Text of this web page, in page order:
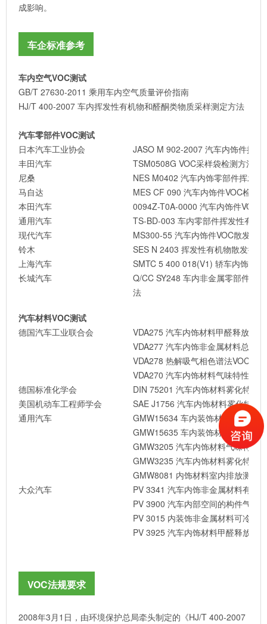
成影响。
车企标准参考
车内空气VOC测试
GB/T 27630-2011 乘用车内空气质量评价指南
HJ/T 400-2007 车内挥发性有机物和醛酮类物质采样测定方法
汽车零部件VOC测试
日本汽车工业协会
JASO M 902-2007 汽车内饰件挥
丰田汽车
TSM0508G VOC采样袋检测方法
尼桑
NES M0402 汽车内饰零部件挥发
马自达
MES CF 090 汽车内饰件VOC检测
本田汽车
0094Z-T0A-0000 汽车内饰件VOC
通用汽车
TS-BD-003 车内零部件挥发性有机
现代汽车
MS300-55 汽车内饰件VOC散发测
铃木
SES N 2403 挥发性有机物散发控制
上海汽车
SMTC 5 400 018(V1) 轿车内饰零
长城汽车
Q/CC SY248 车内非金属零部件挥
法
汽车材料VOC测试
德国汽车工业联合会
VDA275 汽车内饰材料甲醛释放量
VDA277 汽车内饰非金属材料总碳
VDA278 热解吸气相色谱法VOC和
VDA270 汽车内饰材料气味特性测定
德国标准化学会
DIN 75201 汽车内饰材料雾化特性
美国机动车工程师学会
SAE J1756 汽车内饰材料雾化特性
通用汽车
GMW15634 车内装饰材料挥发性
GMW15635 车内装饰材料醛酮类
GMW3205 汽车内饰材料气味特性
GMW3235 汽车内饰材料雾化特性
GMW8081 内饰材料室内排放测试
大众汽车
PV 3341 汽车内饰非金属材料有机
PV 3900 汽车内部空间的构件气味
PV 3015 内装饰非金属材料可冷凝
PV 3925 汽车内饰材料甲醛释放量
VOC法规要求
2008年3月1日，由环境保护总局牵头制定的《HJ/T 400-2007